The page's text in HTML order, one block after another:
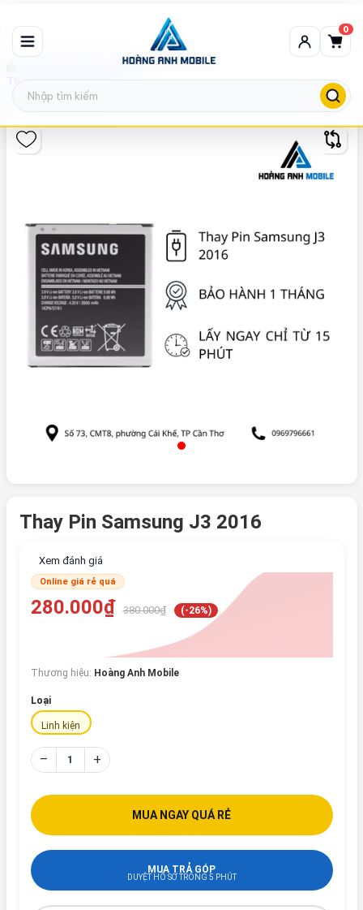
0
Thay Pin Samsung J3 2016
Thay Pin Samsung J3 2016
Xem đánh giá
Online giá rẻ quá
280.000₫ 380.000₫ (-26%)
Thương hiệu: Hoàng Anh Mobile
Loại
Linh kiện
– +
MUA NGAY QUÁ RẺ
MUA TRẢ GÓP
DUYỆT HỒ SƠ TRONG 5 PHÚT